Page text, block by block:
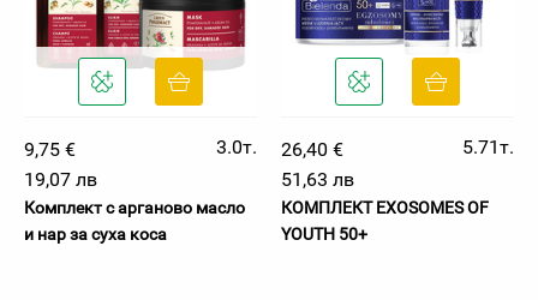
9,75 €
3.0т.
19,07 лв
Комплект с арганово масло
и нар за суха коса
26,40 €
5.71т.
51,63 лв
КОМПЛЕКТ EXOSOMES OF
YOUTH 50+